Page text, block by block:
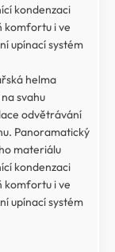
kondenzaci
komfortu i ve
upínací systém
helma
svahu
odvětrávání
Panoramatický
materiálu
kondenzaci
komfortu i ve
upínací systém